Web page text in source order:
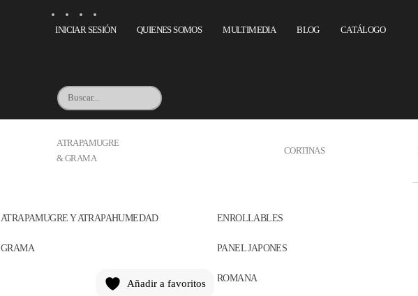
INICIAR SESIÓN QUIENES SOMOS MULTIMEDIA BLOG CATÁLOGO
ATRAPAMUGRE
& GRAMA
ATRAPAMUGRE Y ATRAPAHUMEDAD
GRAMA
CORTINAS
ENROLLABLES
PANEL JAPONES
ROMANA
Añadir a favoritos